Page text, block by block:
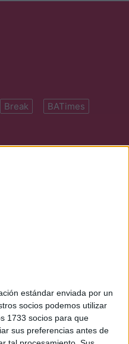
estándar enviada por un
socios podemos utilizar
1733 socios para que
sus preferencias antes de
Break BATimes